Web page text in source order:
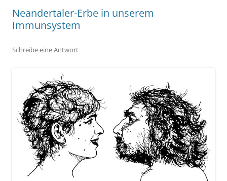
Neandertaler-Erbe in unserem
Immunsystem
Schreibe eine Antwort